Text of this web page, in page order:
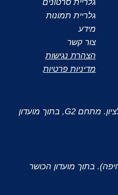
גלריית סרטונים
גלריית תמונות
מידע
צור קשר
הצהרת נגישות
מדיניות פרטיות
רחוב ילדי טהרן 5, ראשון לציון. מתחם G2, בתוך מועדון
147, נשר (חיפה). בתוך מועדון הכושר